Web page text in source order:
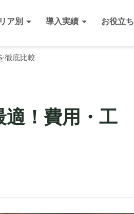
ア別 導入実績 お役立ち
徹底比較
！費用・工